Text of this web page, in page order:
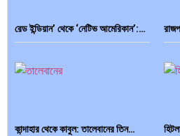
রেড ইন্ডিয়ান’ থেকে ‘নেটিভ আমেরিকান’:…
কান্দাহার থেকে কাবুল: তালেবানের তিন…